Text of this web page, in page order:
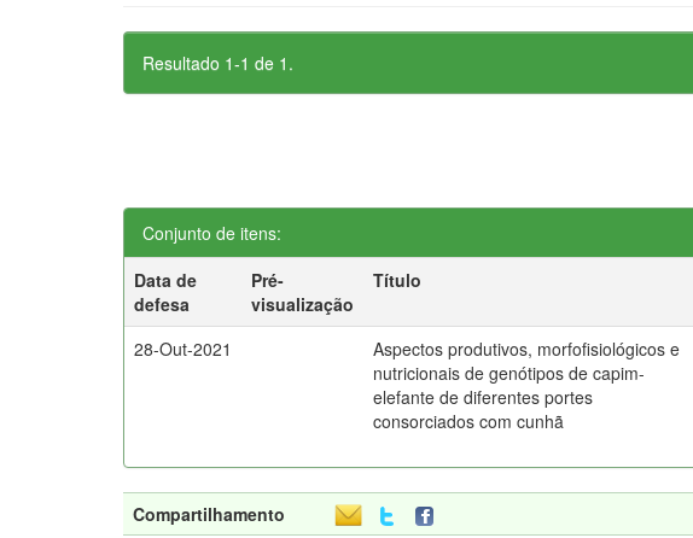
Resultado 1-1 de 1.
Conjunto de itens:
Data de
defesa
Pré-
visualização
Título
28-Out-2021
Aspectos produtivos, morfofisiológicos e
nutricionais de genótipos de capim-
elefante de diferentes portes
consorciados com cunhã
Compartilhamento